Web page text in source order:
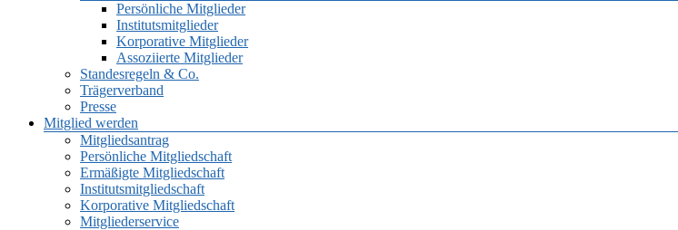
Persönliche Mitglieder
Institutsmitglieder
Korporative Mitglieder
Assoziierte Mitglieder
Standesregeln & Co.
Trägerverband
Presse
Mitglied werden
Mitgliedsantrag
Persönliche Mitgliedschaft
Ermäßigte Mitgliedschaft
Institutsmitgliedschaft
Korporative Mitgliedschaft
Mitgliederservice